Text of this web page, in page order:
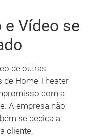
e Vídeo se
de outras
de Home Theater
com a
A empresa não
se dedica a
cliente,